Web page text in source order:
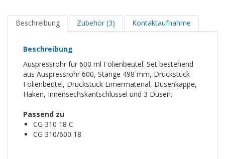
Beschreibung Zubehör (3) Kontaktaufnahme
Beschreibung
Auspressrohr für 600 ml Folienbeutel. Set bestehend
aus Auspressrohr 600, Stange 498 mm, Druckstück
Folienbeutel, Druckstück Eimermaterial, Düsenkappe,
Haken, Innensechskantschlüssel und 3 Düsen.
Passend zu
CG 310 18 C
CG 310/600 18